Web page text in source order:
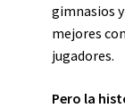
gimnasios
mejores
jugadores.
Pero la